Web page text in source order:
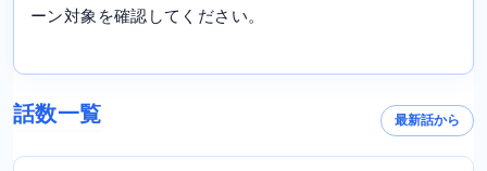
ーン対象を確認してください。
話数一覧 最新話から